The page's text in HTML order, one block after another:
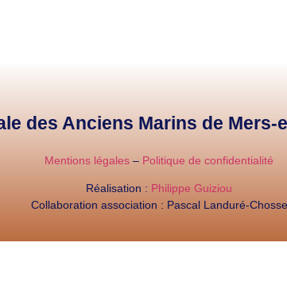
des Anciens Marins de Mers-
Mentions légales – Politique de confidentialité
Réalisation : Philippe Guiziou
Collaboration association : Pascal Landuré-Chosse